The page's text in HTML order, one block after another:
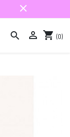
close
  shopping_cart (0)